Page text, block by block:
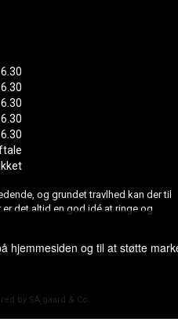
og grundet travlhed kan der til
det altid en god idé at ringe og
by SÃ¸gaard & Co.
og til at støtte